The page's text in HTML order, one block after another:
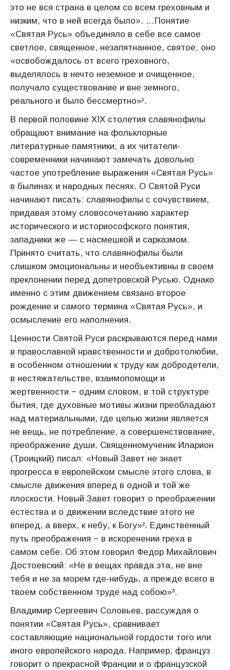
это не вся страна в целом со всем греховным и
низким, что в ней всегда было». …Понятие
«Святая Русь» объединяло в себе все самое
светлое, священное, незапятнанное, святое; оно
«освобождалось от всего греховного,
выделялось в нечто неземное и очищенное,
получало существование и вне земного,
реального и было бессмертно»¹.
В первой половине XIX столетия славянофилы
обращают внимание на фольклорные
литературные памятники, а их читатели-
современники начинают замечать довольно
частое употребление выражения «Святая Русь»
в былинах и народных песнях. О Святой Руси
начинают писать: славянофилы с сочувствием,
придавая этому словосочетанию характер
исторического и историософского понятия,
западники же — с насмешкой и сарказмом.
Принято считать, что славянофилы были
слишком эмоциональны и необъективны в своем
преклонении перед допетровской Русью. Однако
именно с этим движением связано второе
рождение и самого термина «Святая Русь», и
осмысление его наполнения.
Ценности Святой Руси раскрываются перед нами
в православной нравственности и добротолюбии,
в особенном отношении к труду как добродетели,
в нестяжательстве, взаимопомощи и
жертвенности − одним словом, в той структуре
бытия, где духовные мотивы жизни преобладают
над материальными, где целью жизни является
не вещь, не потребление, а совершенствование,
преображение души. Священномученик Иларион
(Троицкий) писал: «Новый Завет не знает
прогресса в европейском смысле этого слова, в
смысле движения вперед в одной и той же
плоскости. Новый Завет говорит о преображении
естества и о движении вследствие этого не
вперед, а вверх, к небу, к Богу»². Единственный
путь преображения − в искоренении греха в
самом себе. Об этом говорил Федор Михайлович
Достоевский: «Не в вещах правда эта, не вне
тебя и не за морем где-нибудь, а прежде всего в
твоем собственном труде над собою»³.
Владимир Сергеевич Соловьев, рассуждая о
понятии «Святая Русь», сравнивает
составляющие национальной гордости того или
иного европейского народа. Например, француз
говорит о прекрасной Франции и о французской